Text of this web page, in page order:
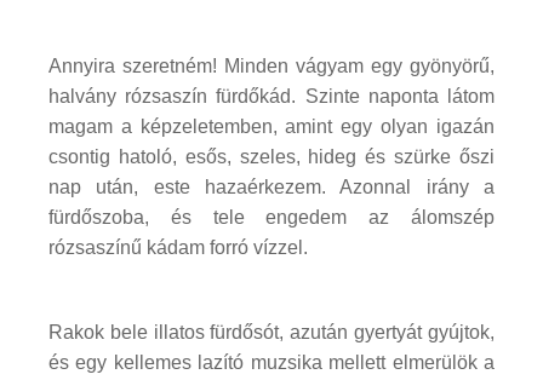
Annyira szeretném! Minden vágyam egy gyönyörű,
halvány rózsaszín fürdőkád. Szinte naponta látom
magam a képzeletemben, amint egy olyan igazán
csontig hatoló, esős, szeles, hideg és szürke őszi
nap után, este hazaérkezem. Azonnal irány a
fürdőszoba, és tele engedem az álomszép
rózsaszínű kádam forró vízzel.
Rakok bele illatos fürdősót, azután gyertyát gyújtok,
és egy kellemes lazító muzsika mellett elmerülök a